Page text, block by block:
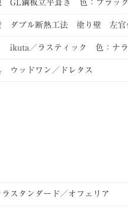
GL鋼板立平葺き 色：ブラッ
ダブル断熱工法 塗り壁 左官
／ラスティック 色：ナ
ウッドワン／ドレタス
ラスタンダード／オフェリア